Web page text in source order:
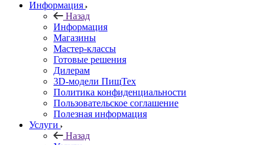
Информация
Назад
Информация
Магазины
Мастер-классы
Готовые решения
Дилерам
3D-модели ПищТех
Политика конфиденциальности
Пользовательское соглашение
Полезная информация
Услуги
Назад